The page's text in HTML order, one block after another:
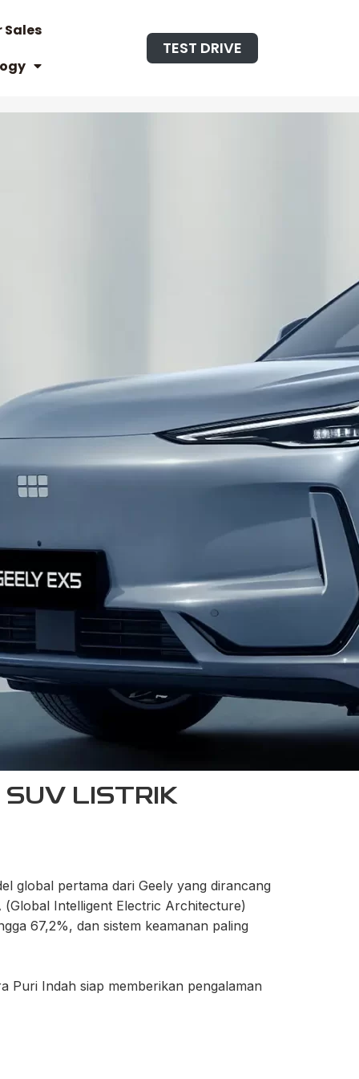
TEST DRIVE
LISTRIK
global pertama dari Geely yang dirancang
(Global Intelligent Electric Architecture)
67,2%, dan sistem keamanan paling
Puri Indah siap memberikan pengalaman